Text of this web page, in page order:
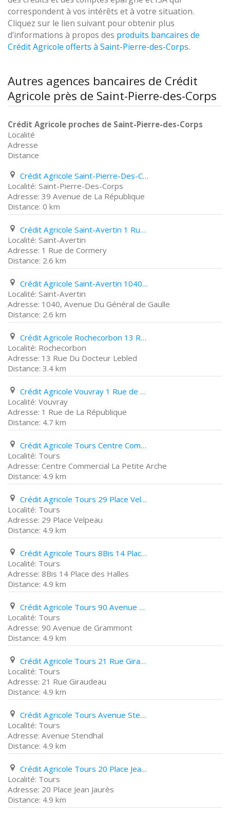
correspondent à vos intérêts et à votre situation.
Cliquez sur le lien suivant pour obtenir plus
d'informations à propos des produits bancaires de
Crédit Agricole offerts à Saint-Pierre-des-Corps.
Autres agences bancaires de Crédit
Agricole près de Saint-Pierre-des-Corps
Crédit Agricole proches de Saint-Pierre-des-Corps
Localité
Adresse
Distance
Crédit Agricole Saint-Pierre-Des-Corps 39 Avenue de La République
Saint-Pierre-Des-Corps
39 Avenue de La République
0 km
Crédit Agricole Saint-Avertin 1 Rue de Cormery
Saint-Avertin
1 Rue de Cormery
2.6 km
Crédit Agricole Saint-Avertin 1040, Avenue Du Général de Gaulle
Saint-Avertin
1040, Avenue Du Général de Gaulle
2.6 km
Crédit Agricole Rochecorbon 13 Rue Du Docteur Lebled
Rochecorbon
13 Rue Du Docteur Lebled
3.4 km
Crédit Agricole Vouvray 1 Rue de La République
Vouvray
1 Rue de La République
4.7 km
Crédit Agricole Tours Centre Commercial La Petite Arche
Tours
Centre Commercial La Petite Arche
4.9 km
Crédit Agricole Tours 29 Place Velpeau
Tours
29 Place Velpeau
4.9 km
Crédit Agricole Tours 8Bis 14 Place des Halles
Tours
8Bis 14 Place des Halles
4.9 km
Crédit Agricole Tours 90 Avenue de Grammont
Tours
90 Avenue de Grammont
4.9 km
Crédit Agricole Tours 21 Rue Giraudeau
Tours
21 Rue Giraudeau
4.9 km
Crédit Agricole Tours Avenue Stendhal
Tours
Avenue Stendhal
4.9 km
Crédit Agricole Tours 20 Place Jean Jaurès
Tours
20 Place Jean Jaurès
4.9 km